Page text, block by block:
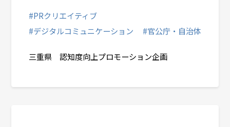
三重県 認知度向上プロモーション企画
#PRクリエイティブ
#デジタルコミュニケーション
#官公庁・自治体